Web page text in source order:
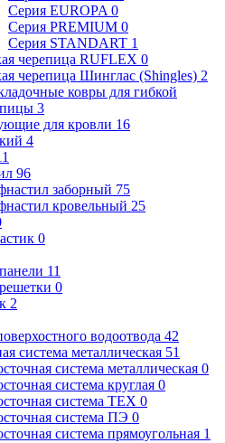
Серия EUROPA 0
Серия PREMIUM 0
Серия STANDART 1
черепица RUFLEX 0
черепица Шинглас (Shingles) 2
ковры для гибкой
3
для кровли 16
4
96
заборный 75
кровельный 25
0
11
0
2
водоотвода 42
система металлическая 51
система металлическая 0
система круглая 0
система ТЕХ 0
система ПЭ 0
система прямоугольная 1